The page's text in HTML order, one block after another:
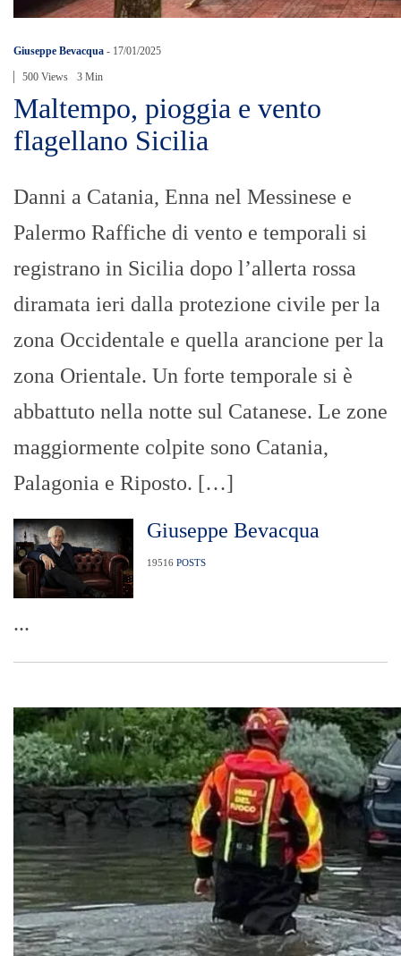
Giuseppe Bevacqua - 17/01/2025
500 Views 3 Min
Maltempo, pioggia e vento
flagellano Sicilia
Danni a Catania, Enna nel Messinese e
Palermo Raffiche di vento e temporali si
registrano in Sicilia dopo l’allerta rossa
diramata ieri dalla protezione civile per la
zona Occidentale e quella arancione per la
zona Orientale. Un forte temporale si è
abbattuto nella notte sul Catanese. Le zone
maggiormente colpite sono Catania,
Palagonia e Riposto. […]
Giuseppe Bevacqua
19516 POSTS
...